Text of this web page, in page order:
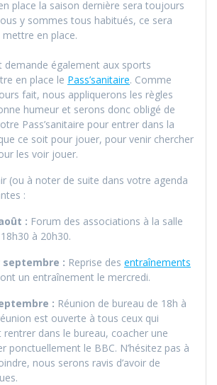
place la saison dernière sera toujours
y sommes tous habitués, ce sera
en place.
demande également aux sports
en place le Pass’sanitaire. Comme
fait, nous appliquerons les règles
humeur et serons donc obligé de
Pass’sanitaire pour entrer dans la
ce soit pour jouer, pour venir chercher
les voir jouer.
(ou à noter de suite dans votre agenda
:
: Forum des associations à la salle
à 20h30.
septembre : Reprise des entraînements
un entraînement le mercredi.
: Réunion de bureau de 18h à
est ouverte à tous ceux qui
rentrer dans le bureau, coacher une
ponctuellement le BBC. N’hésitez pas à
nous serons ravis d’avoir de